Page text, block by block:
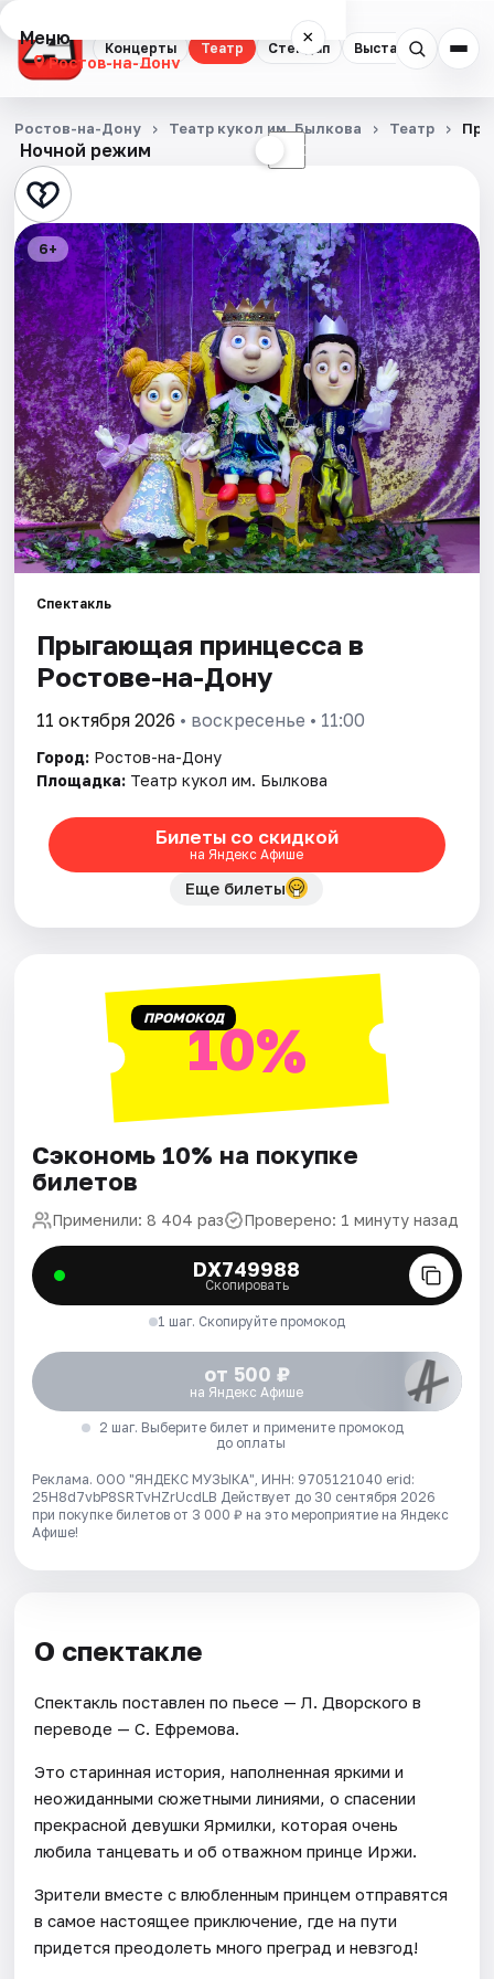
Концерты Театр Стендап Выставки
Меню ×
Ростов-на-Дону
Концерты
Театр
Стендап
Выставки
Квесты
Экскурсии
Спорт
События
Города
Площадки
Артисты
Ночной режим ☾
Ростов-на-Дону Театр кукол им. Былкова Театр
6+
Спектакль
Прыгающая принцесса в
Ростове-на-Дону
11 октября 2026 • воскресенье • 11:00
Город: Ростов-на-Дону
Площадка: Театр кукол им. Былкова
Билеты со скидкой
на Яндекс Афише
Еще билеты
ПРОМОКОД10%
Сэкономь 10% на покупке
билетов
Применили: 8 404 раз Проверено: 1 минуту назад
DX749988
Скопировать
1 шаг. Скопируйте промокод
от 500 ₽
на Яндекс Афише
2 шаг. Выберите билет и примените промокод
до оплаты
Реклама. ООО "ЯНДЕКС МУЗЫКА", ИНН: 9705121040 erid:
25H8d7vbP8SRTvHZrUcdLB Действует до 30 сентября 2026
при покупке билетов от 3 000 ₽ на это мероприятие на Яндекс
Афише!
О спектакле
Спектакль поставлен по пьесе — Л. Дворского в
переводе — С. Ефремова.
Это старинная история, наполненная яркими и
неожиданными сюжетными линиями, о спасении
прекрасной девушки Ярмилки, которая очень
любила танцевать и об отважном принце Иржи.
Зрители вместе с влюбленным принцем отправятся
в самое настоящее приключение, где на пути
придется преодолеть много преград и невзгод!